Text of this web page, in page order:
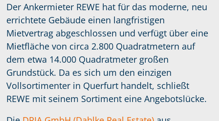
Der Ankermieter REWE hat für das moderne, neu
errichtete Gebäude einen langfristigen
Mietvertrag abgeschlossen und verfügt über eine
Mietfläche von circa 2.800 Quadratmetern auf
dem etwa 14.000 Quadratmeter großen
Grundstück. Da es sich um den einzigen
Vollsortimenter in Querfurt handelt, schließt
REWE mit seinem Sortiment eine Angebotslücke.